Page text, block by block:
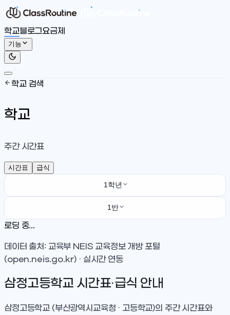
학교블로그요금제
기능
학교 검색
학교
주간 시간표
시간표 급식
1학년
1반
로딩 중...
데이터 출처: 교육부 NEIS 교육정보 개방 포털
(open.neis.go.kr) · 실시간 연동
삼정고등학교 시간표·급식 안내
삼정고등학교 (부산광역시교육청 · 고등학교)의 주간 시간표와